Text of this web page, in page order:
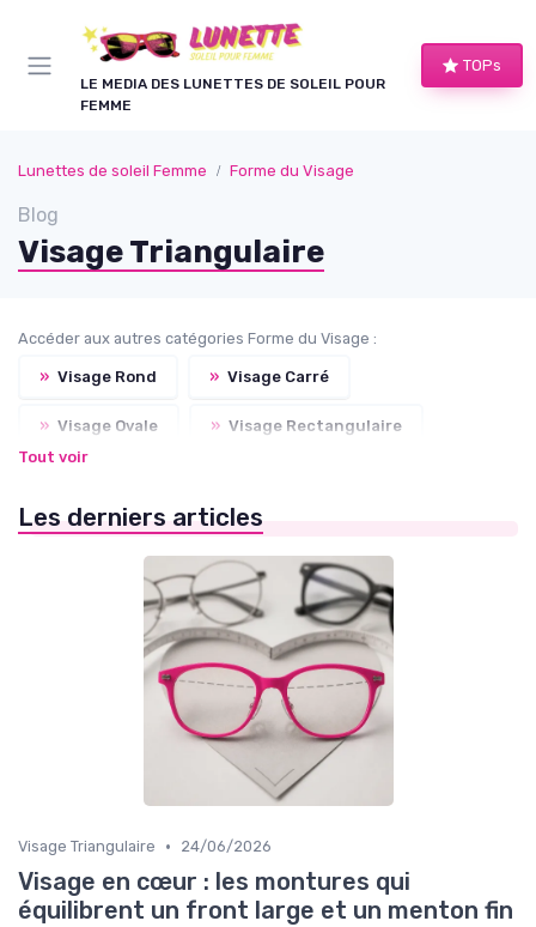
LE MEDIA DES LUNETTES DE SOLEIL POUR
FEMME
TOPs
Lunettes de soleil Femme Forme du Visage
Blog
Visage Triangulaire
Accéder aux autres catégories Forme du Visage :
» Visage Rond » Visage Carré
» Visage Ovale » Visage Rectangulaire
Tout voir
Les derniers articles
Visage Triangulaire • 24/06/2026
Visage en cœur : les montures qui
équilibrent un front large et un menton fin